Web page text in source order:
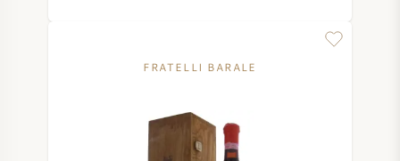
FRATELLI BARALE